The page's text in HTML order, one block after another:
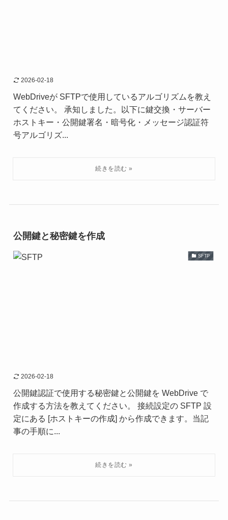
2026-02-18
WebDriveが SFTPで使用しているアルゴリズムを教え
てください。 承知しました。以下に鍵交換・サーバー
ホストキー・公開鍵署名・暗号化・メッセージ認証符
号アルゴリズ...
公開鍵と秘密鍵を作成
SFTP
2026-02-18
公開鍵認証で使用する秘密鍵と公開鍵を WebDrive で
作成する方法を教えてください。 接続設定の SFTP 設
定にある [ホストキーの作成] から作成できます。当記
事の手順に...